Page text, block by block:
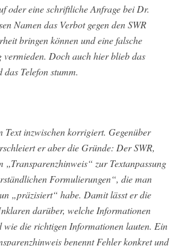
oder eine schriftliche Anfrage bei Dr.
Namen das Verbot gegen den SWR
bringen können und eine falsche
vermieden. Doch auch hier blieb das
das Telefon stumm.
Text inzwischen korrigiert. Gegenüber
er aber die Gründe: Der SWR,
„Transparenzhinweis“ zur Textanpassung
Formulierungen“, die man
„präzisiert“ habe. Damit lässt er die
darüber, welche Informationen
wie die richtigen Informationen lauten. Ein
benennt Fehler konkret und